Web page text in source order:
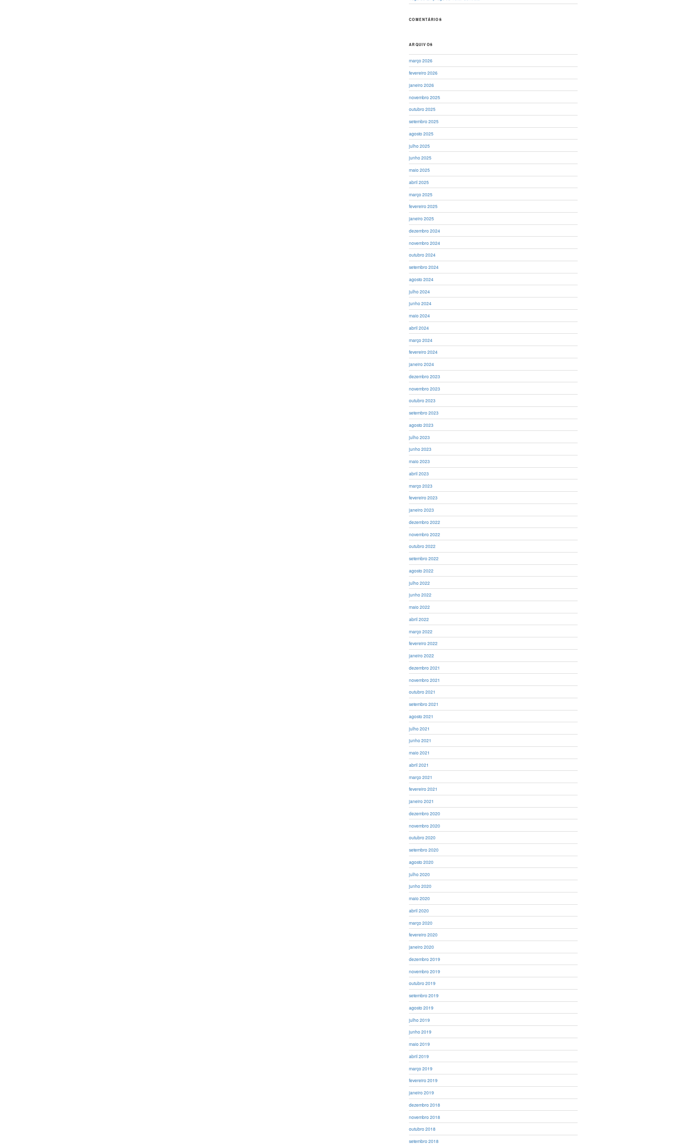
COMENTÁRIOS
ARQUIVOS
março 2026
fevereiro 2026
janeiro 2026
novembro 2025
outubro 2025
setembro 2025
agosto 2025
julho 2025
junho 2025
maio 2025
abril 2025
março 2025
fevereiro 2025
janeiro 2025
dezembro 2024
novembro 2024
outubro 2024
setembro 2024
agosto 2024
julho 2024
junho 2024
maio 2024
abril 2024
março 2024
fevereiro 2024
janeiro 2024
dezembro 2023
novembro 2023
outubro 2023
setembro 2023
agosto 2023
julho 2023
junho 2023
maio 2023
abril 2023
março 2023
fevereiro 2023
janeiro 2023
dezembro 2022
novembro 2022
outubro 2022
setembro 2022
agosto 2022
julho 2022
junho 2022
maio 2022
abril 2022
março 2022
fevereiro 2022
janeiro 2022
dezembro 2021
novembro 2021
outubro 2021
setembro 2021
agosto 2021
julho 2021
junho 2021
maio 2021
abril 2021
março 2021
fevereiro 2021
janeiro 2021
dezembro 2020
novembro 2020
outubro 2020
setembro 2020
agosto 2020
julho 2020
junho 2020
maio 2020
abril 2020
março 2020
fevereiro 2020
janeiro 2020
dezembro 2019
novembro 2019
outubro 2019
setembro 2019
agosto 2019
julho 2019
junho 2019
maio 2019
abril 2019
março 2019
fevereiro 2019
janeiro 2019
dezembro 2018
novembro 2018
outubro 2018
setembro 2018